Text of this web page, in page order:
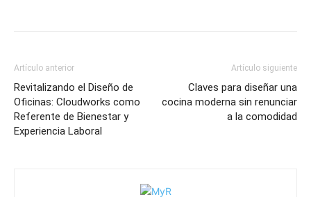
Artículo anterior
Revitalizando el Diseño de
Oficinas: Cloudworks como
Referente de Bienestar y
Experiencia Laboral
Artículo siguiente
Claves para diseñar una
cocina moderna sin renunciar
a la comodidad